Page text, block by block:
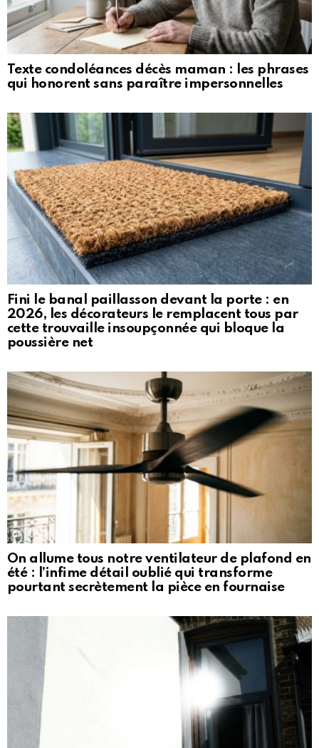
Texte condoléances décès maman : les phrases
qui honorent sans paraître impersonnelles
Fini le banal paillasson devant la porte : en
2026, les décorateurs le remplacent tous par
cette trouvaille insoupçonnée qui bloque la
poussière net
On allume tous notre ventilateur de plafond en
été : l’infime détail oublié qui transforme
pourtant secrètement la pièce en fournaise